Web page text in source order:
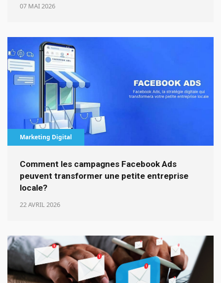
07 MAI 2026
Marketing Digital
Comment les campagnes Facebook Ads
peuvent transformer une petite entreprise
locale?
22 AVRIL 2026